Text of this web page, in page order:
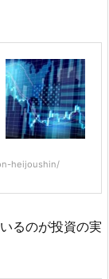
heijoushin/
るのが投資の実